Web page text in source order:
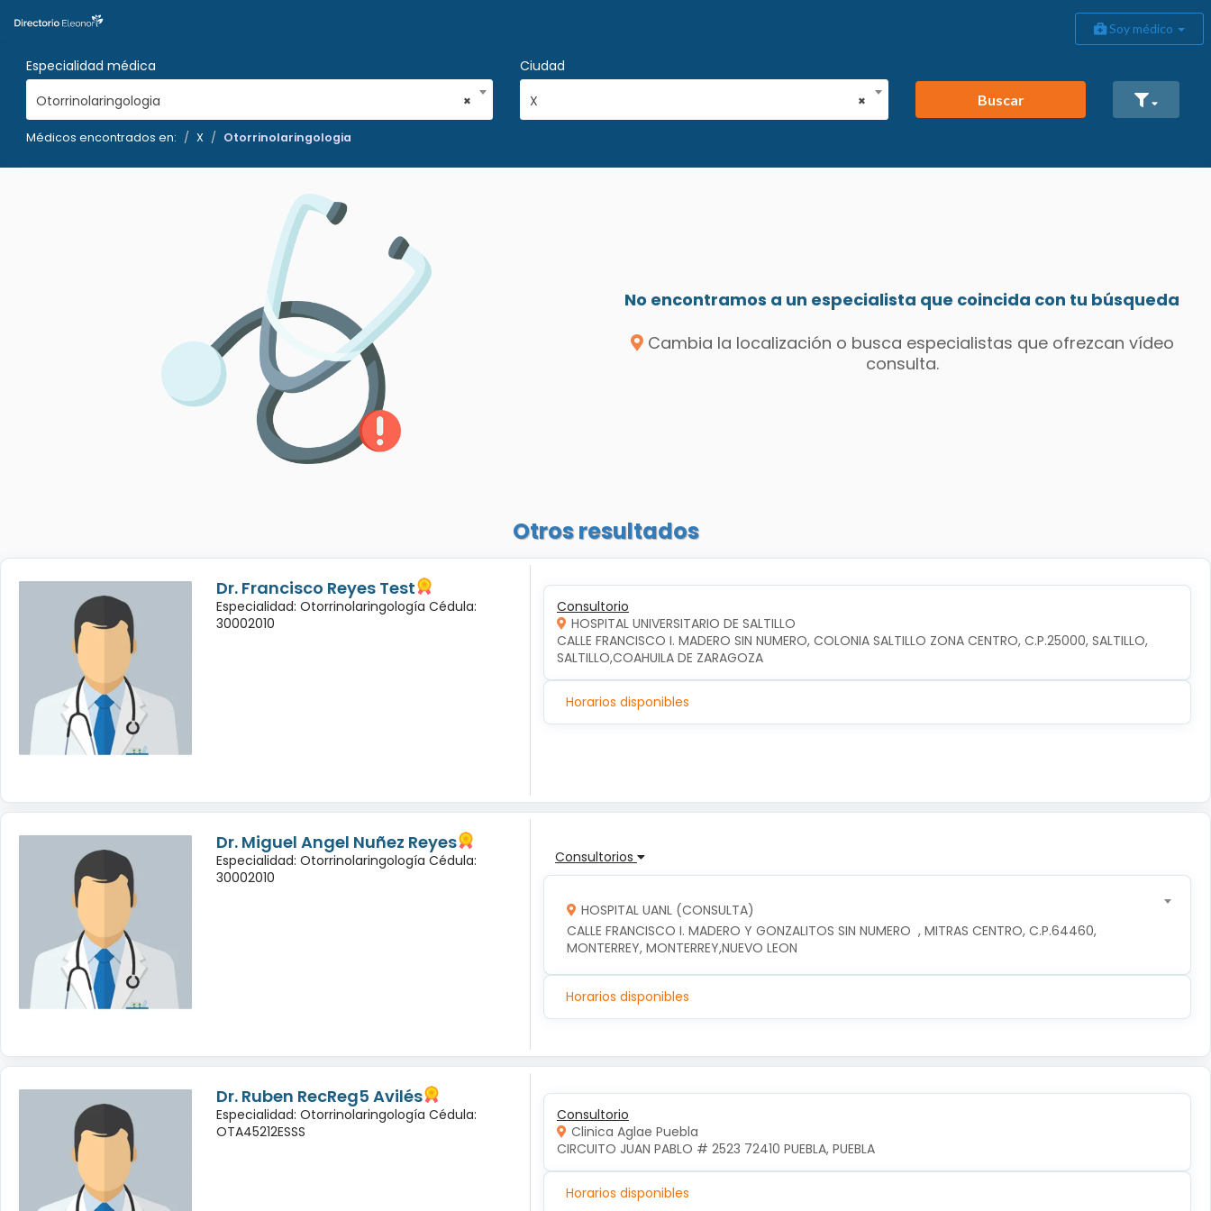
Soy médico
Especialidad médica
×
Otorrinolaringologia
Ciudad
×
X Buscar
Médicos encontrados en: X Otorrinolaringologia
No encontramos a un especialista que coincida con tu búsqueda
Cambia la localización o busca especialistas que ofrezcan vídeo
consulta.
Otros resultados
Dr. Francisco Reyes Test
Especialidad: Otorrinolaringología Cédula:
30002010
Consultorio
HOSPITAL UNIVERSITARIO DE SALTILLO
CALLE FRANCISCO I. MADERO SIN NUMERO, COLONIA SALTILLO ZONA CENTRO, C.P.25000, SALTILLO,
SALTILLO,COAHUILA DE ZARAGOZA
Horarios disponibles
Dr. Miguel Angel Nuñez Reyes
Especialidad: Otorrinolaringología Cédula:
30002010
Consultorios
HOSPITAL UANL (CONSULTA)
CALLE FRANCISCO I. MADERO Y GONZALITOS SIN NUMERO  , MITRAS CENTRO, C.P.64460,
MONTERREY, MONTERREY,NUEVO LEON
Horarios disponibles
Dr. Ruben RecReg5 Avilés
Especialidad: Otorrinolaringología Cédula:
OTA45212ESSS
Consultorio
Clinica Aglae Puebla
CIRCUITO JUAN PABLO # 2523 72410 PUEBLA, PUEBLA
Horarios disponibles